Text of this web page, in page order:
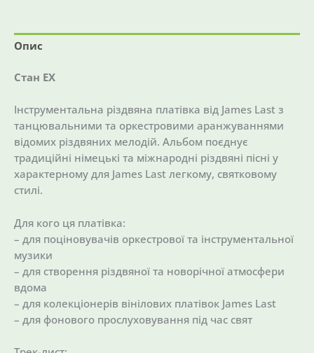
Опис
Стан EX
Інструментальна різдвяна платівка від James Last з
танцювальними та оркестровими аранжуваннями
відомих різдвяних мелодій. Альбом поєднує
традиційні німецькі та міжнародні різдвяні пісні у
характерному для James Last легкому, святковому
стилі.
Для кого ця платівка:
– для поціновувачів оркестрової та інструментальної
музики
– для створення різдвяної та новорічної атмосфери
вдома
– для колекціонерів вінілових платівок James Last
– для фонового прослуховування під час свят